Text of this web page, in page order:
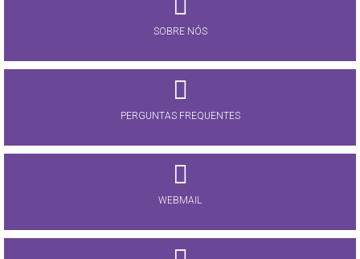
SOBRE NÓS
PERGUNTAS FREQUENTES
WEBMAIL